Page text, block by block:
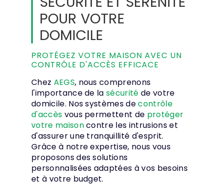
POUR VOTRE
DOMICILE
PROTÉGEZ VOTRE MAISON AVEC UN
CONTRÔLE D'ACCÈS EFFICACE
Chez AEGS, nous comprenons
l'importance de lasécurité de votre
domicile. Nos systèmes decontrôle
d'accès vous permettent de protéger
votre maisoncontre les intrusions et
d'assurer une tranquillité d'esprit.
Grâce à notre expertise, nous vous
proposons des solutions
personnalisées adaptées à vos besoins
et à votre budget.